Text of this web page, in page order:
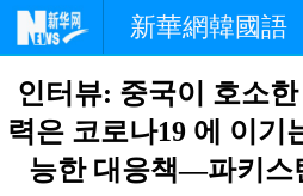
新華網韓國語
홈페이지 최신뉴스
경제 사회
인터뷰: 중국이 호소
력은 코로나19 에 이기
능한 대응책—파키스